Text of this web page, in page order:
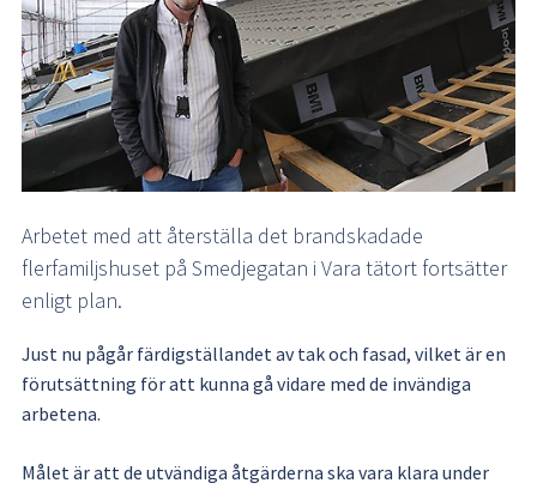
Arbetet med att återställa det brandskadade
flerfamiljshuset på Smedjegatan i Vara tätort fortsätter
enligt plan.
Just nu pågår färdigställandet av tak och fasad, vilket är en
förutsättning för att kunna gå vidare med de invändiga
arbetena.
Målet är att de utvändiga åtgärderna ska vara klara under